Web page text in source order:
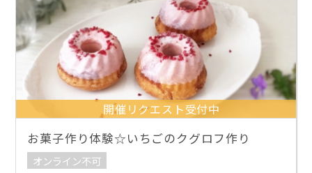
開催リクエスト受付中
お菓子作り体験☆いちごのクグロフ作り
オンライン不可